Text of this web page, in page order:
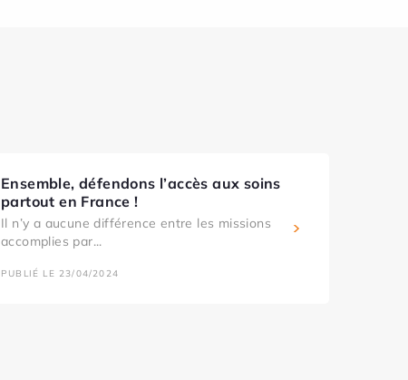
Ensemble, défendons l’accès aux soins
partout en France !
Il n’y a aucune différence entre les missions
accomplies par...
PUBLIÉ LE 23/04/2024